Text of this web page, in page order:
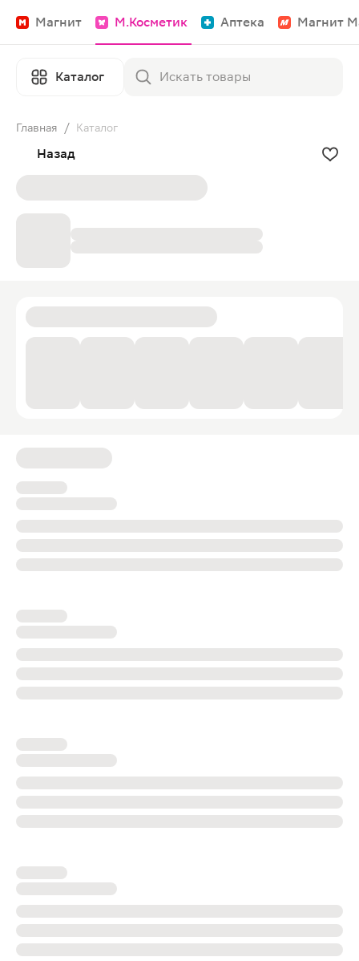
Магнит М.Косметик Аптека Магнит
Каталог
Главная / Каталог
Назад